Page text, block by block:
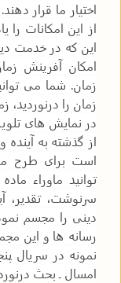
اختیار ما قرار
از این امکانات را
این که در خدمت
امکان آفرینش
زمان. شما می
زمان را
در نمایش های
از گذشته به آینده
است برای طرح
توانید ماوراء
سرنوشت، تقدیر،
دینی را مجسم
رسانه ها و این
نمونه در سریال
امسال ـ بحث